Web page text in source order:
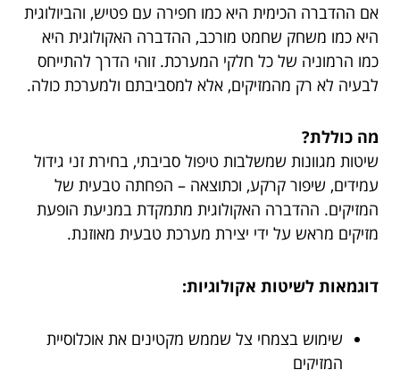
אם ההדברה הכימית היא כמו חפירה עם פטיש, והביולוגית
היא כמו משחק שחמט מורכב, ההדברה האקולוגית היא
כמו הרמוניה של כל חלקי המערכת. זוהי הדרך להתייחס
לבעיה לא רק מהמזיקים, אלא למסביבתם ולמערכת כולה.
מה כוללת?
שיטות מגוונות שמשלבות טיפול סביבתי, בחירת זני גידול
עמידים, שיפור קרקע, וכתוצאה – הפחתה טבעית של
המזיקים. ההדברה האקולוגית מתמקדת במניעת הופעת
מזיקים מראש על ידי יצירת מערכת טבעית מאוזנת.
דוגמאות לשיטות אקולוגיות:
שימוש בצמחי צל שממש מקטינים את אוכלוסיית
המזיקים